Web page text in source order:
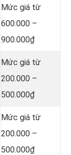
Mức giá từ
600.000 –
900.000₫
Mức giá từ
200.000 –
500.000₫
Mức giá từ
200.000 –
500.000₫